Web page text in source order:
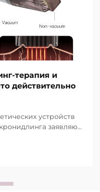
терапия и
действительно
устройств
заявляют
этих функций, а